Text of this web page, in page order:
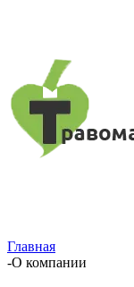
Главная
-О компании